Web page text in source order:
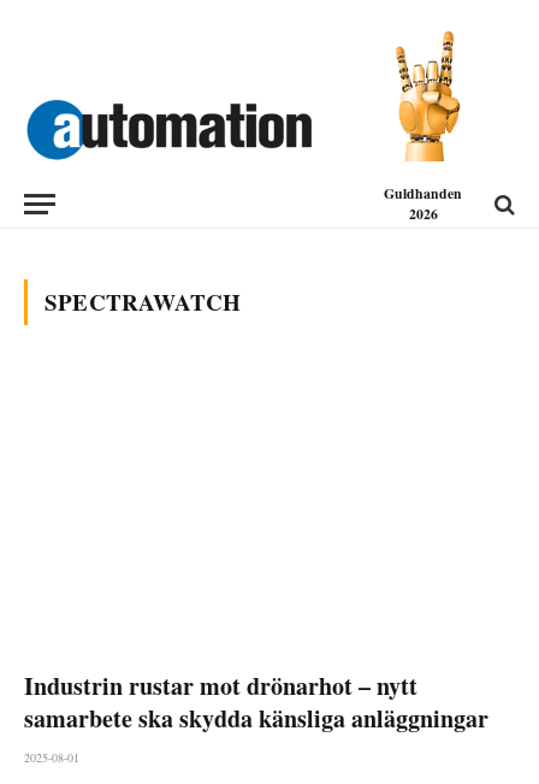
Guldhanden
2026
SPECTRAWATCH
Industrin rustar mot drönarhot – nytt
samarbete ska skydda känsliga anläggningar
2025-08-01